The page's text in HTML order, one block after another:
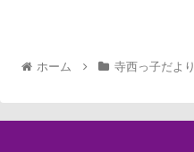
ホーム 寺西っ子だより